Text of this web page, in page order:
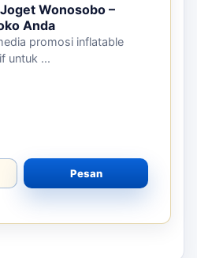
Wonosobo –
Anda
promosi inflatable
untuk ...
Rp5.000.000.
Rp3.500.000.
Pesan